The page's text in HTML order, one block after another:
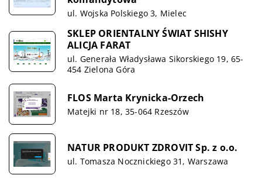
ul. Wojska Polskiego 3, Mielec
SKLEP ORIENTALNY ŚWIAT SHISHY
ALICJA FARAT
ul. Generała Władysława Sikorskiego 19, 65-
454 Zielona Góra
FLOS Marta Krynicka-Orzech
Matejki nr 18, 35-064 Rzeszów
NATUR PRODUKT ZDROVIT Sp. z o.o.
ul. Tomasza Nocznickiego 31, Warszawa